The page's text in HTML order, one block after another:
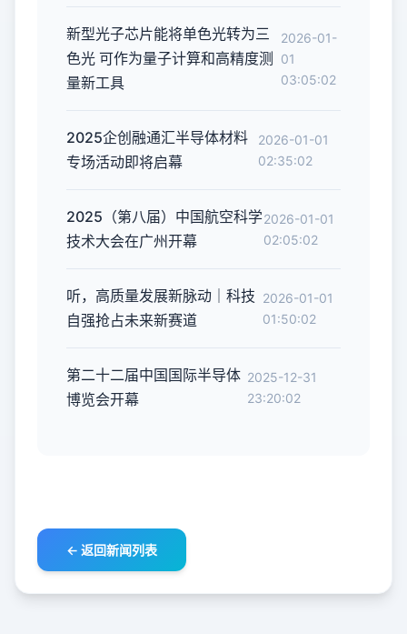
新型光子芯片能将单色光转为三
色光 可作为量子计算和高精度测
量新工具
2026-01-
01
03:05:02
2025企创融通汇半导体材料
专场活动即将启幕
2026-01-01
02:35:02
2025（第八届）中国航空科学
技术大会在广州开幕
2026-01-01
02:05:02
听，高质量发展新脉动｜科技
自强抢占未来新赛道
2026-01-01
01:50:02
第二十二届中国国际半导体
博览会开幕
2025-12-31
23:20:02
← 返回新闻列表